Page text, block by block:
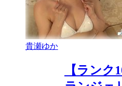
貴瀬ゆか
【ランク